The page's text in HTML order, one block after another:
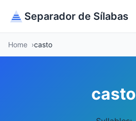
Separador de Sílabas
Home casto
casto